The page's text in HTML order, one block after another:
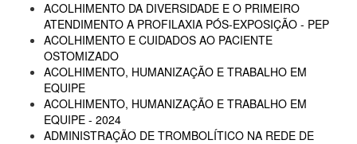
ACOLHIMENTO DA DIVERSIDADE E O PRIMEIRO
ATENDIMENTO A PROFILAXIA PÓS-EXPOSIÇÃO - PEP
ACOLHIMENTO E CUIDADOS AO PACIENTE
OSTOMIZADO
ACOLHIMENTO, HUMANIZAÇÃO E TRABALHO EM
EQUIPE
ACOLHIMENTO, HUMANIZAÇÃO E TRABALHO EM
EQUIPE - 2024
ADMINISTRAÇÃO DE TROMBOLÍTICO NA REDE DE